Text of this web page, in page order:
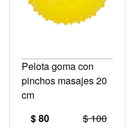
Pelota goma con
pinchos masajes 20
cm
$ 80
$ 100